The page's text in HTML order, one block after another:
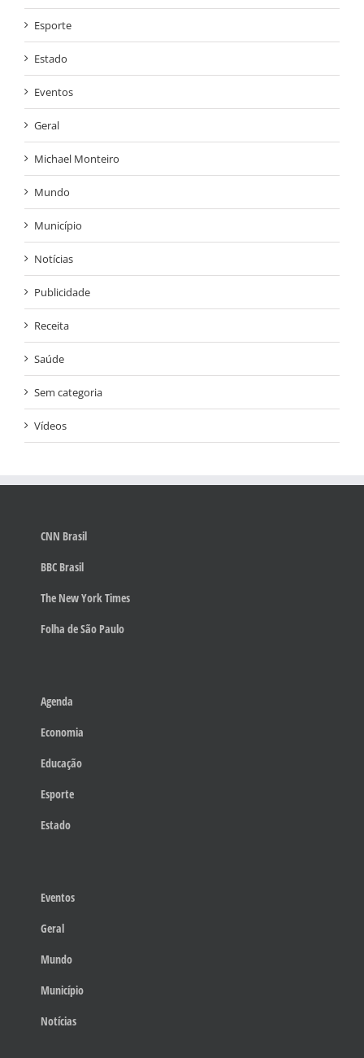
Esporte
Estado
Eventos
Geral
Michael Monteiro
Mundo
Município
Notícias
Publicidade
Receita
Saúde
Sem categoria
Vídeos
CNN Brasil
BBC Brasil
The New York Times
Folha de São Paulo
Agenda
Economia
Educação
Esporte
Estado
Eventos
Geral
Mundo
Município
Notícias